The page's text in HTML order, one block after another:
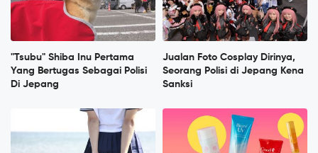
"Tsubu" Shiba Inu Pertama
Yang Bertugas Sebagai Polisi
Di Jepang
Jualan Foto Cosplay Dirinya,
Seorang Polisi di Jepang Kena
Sanksi